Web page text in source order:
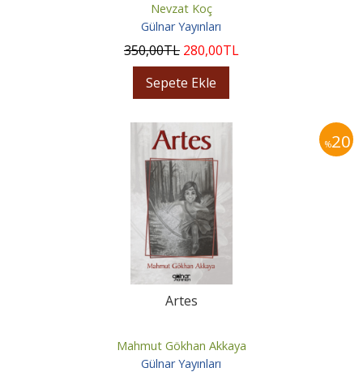
Nevzat Koç
Gülnar Yayınları
350,00TL 280,00TL
Sepete Ekle
%20
Artes
Mahmut Gökhan Akkaya
Gülnar Yayınları